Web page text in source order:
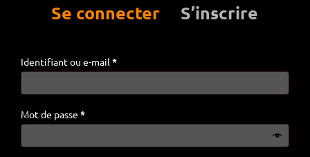
Se connecter S’inscrire
Identifiant ou e-mail*Obligatoire
Mot de passe*Obligatoire